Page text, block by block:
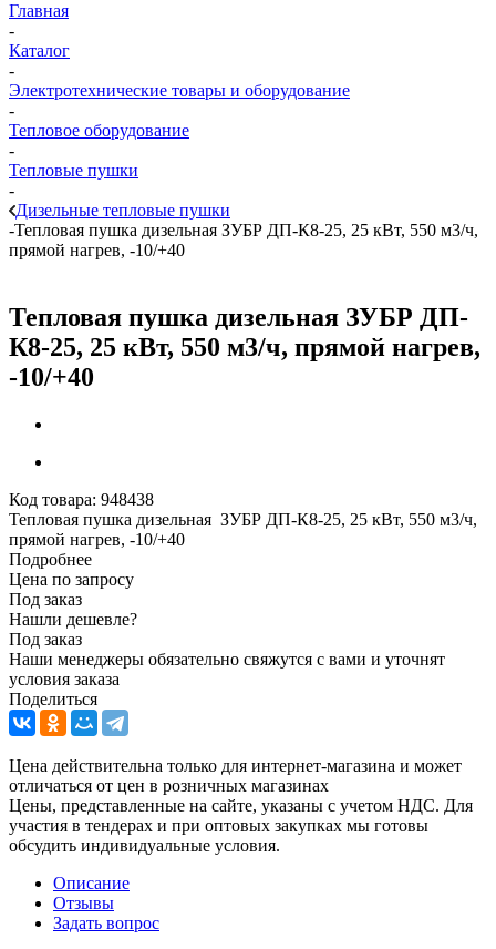
Главная
-
Каталог
-
Электротехнические товары и оборудование
-
Тепловое оборудование
-
Тепловые пушки
-
Дизельные тепловые пушки
-Тепловая пушка дизельная ЗУБР ДП-К8-25, 25 кВт, 550 м3/ч,
прямой нагрев, -10/+40
Тепловая пушка дизельная ЗУБР ДП-
К8-25, 25 кВт, 550 м3/ч, прямой нагрев,
-10/+40
Код товара: 948438
Тепловая пушка дизельная ЗУБР ДП-К8-25, 25 кВт, 550 м3/ч,
прямой нагрев, -10/+40
Подробнее
Цена по запросу
Под заказ
Нашли дешевле?
Под заказ
Наши менеджеры обязательно свяжутся с вами и уточнят
условия заказа
Поделиться
Цена действительна только для интернет-магазина и может
отличаться от цен в розничных магазинах
Цены, представленные на сайте, указаны с учетом НДС. Для
участия в тендерах и при оптовых закупках мы готовы
обсудить индивидуальные условия.
Описание
Отзывы
Задать вопрос